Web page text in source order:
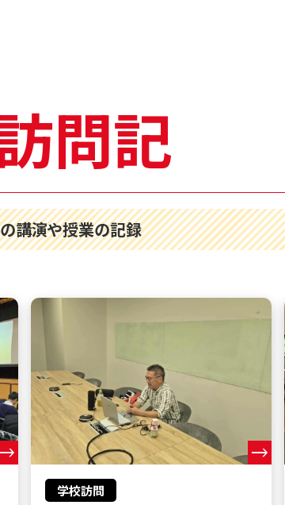
問記
講演や授業の記録
学校訪問